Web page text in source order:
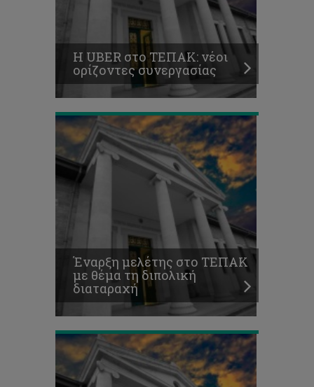
Η UBER στο ΤΕΠΑΚ: νέοι
ορίζοντες συνεργασίας
στο
θέμα
τη
διπολική
διαταραχή
Έναρξη μελέτης στο ΤΕΠΑΚ
με θέμα τη διπολική
διαταραχή
της
Διδακτορικής
Φοιτήτριας
Άννας
Χατζηιωάννου